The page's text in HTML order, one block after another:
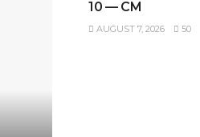
10 — CM
AUGUST 7, 2026 50